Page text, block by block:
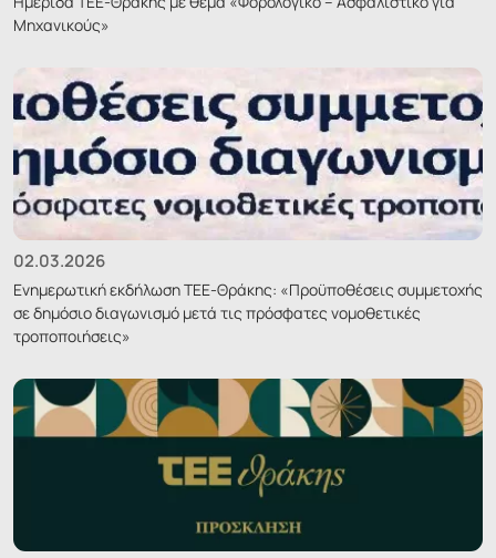
Μηχανικούς»
02.03.2026
Ενημερωτική εκδήλωση ΤΕΕ-Θράκης: «Προϋποθέσεις συμμετοχής
σε δημόσιο διαγωνισμό μετά τις πρόσφατες νομοθετικές
τροποποιήσεις»